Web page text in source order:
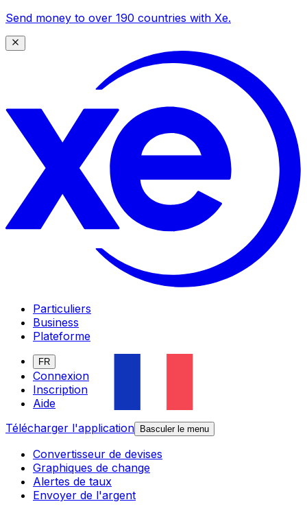
Send money to over 190 countries with Xe.
Particuliers
Business
Plateforme
FR
Connexion
Inscription
Aide
Télécharger l'application
Basculer le menu
Convertisseur de devises
Graphiques de change
Alertes de taux
Envoyer de l'argent